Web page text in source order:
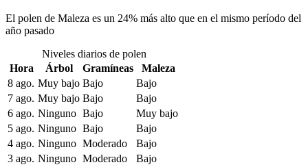
El polen de Maleza es un 24% más alto que en el mismo período del
año pasado
Niveles diarios de polen
Hora
Árbol Gramíneas
Maleza
8 ago. Muy bajo Bajo
Bajo
7 ago. Muy bajo Bajo
Bajo
6 ago. Ninguno Bajo
Muy bajo
5 ago. Ninguno Bajo
Bajo
4 ago. Ninguno Moderado
Bajo
3 ago. Ninguno Moderado
Bajo